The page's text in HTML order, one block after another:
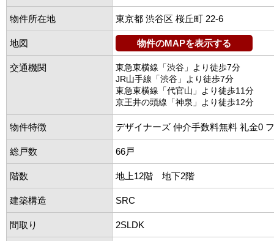
物件所在地 東京都 渋谷区 桜丘町 22-6
地図 物件のMAPを表示する
交通機関
東急東横線「渋谷」より徒歩7分
JR山手線「渋谷」より徒歩7分
東急東横線「代官山」より徒歩11分
京王井の頭線「神泉」より徒歩12分
物件特徴 デザイナーズ 仲介手数料無料 礼金0
総戸数 66戸
階数 地上12階 地下2階
建築構造 SRC
間取り 2SLDK